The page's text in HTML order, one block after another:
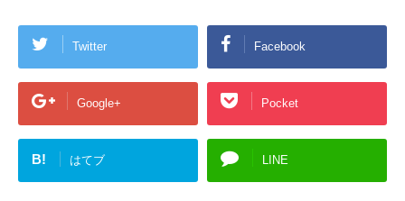
Twitter Facebook
Google+ Pocket
B! はてブ LINE